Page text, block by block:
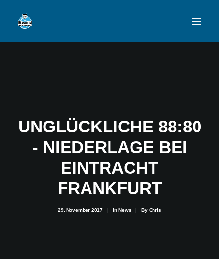
FAN-SHOP
VFL BENSHEIM
UNGLÜCKLICHE 88:80
- NIEDERLAGE BEI
EINTRACHT
FRANKFURT
29. November 2017 | InNews | By Chris